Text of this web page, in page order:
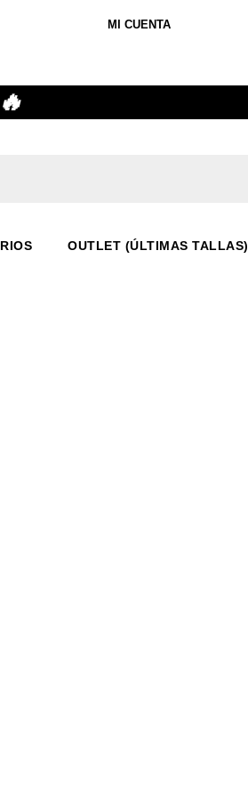
MI CUENTA
OUTLET (ÚLTIMAS TALLAS)